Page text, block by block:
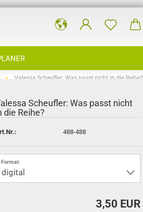
» Valessa Scheufler: Was passt nicht in die Reihe?
Scheufler: Was passt nicht
die Reihe?
488-488
Format:
3,50 EUR